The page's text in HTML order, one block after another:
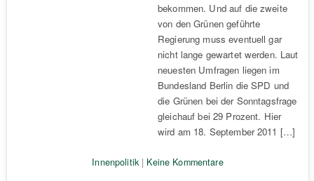
bekommen. Und auf die zweite
von den Grünen geführte
Regierung muss eventuell gar
nicht lange gewartet werden. Laut
neuesten Umfragen liegen im
Bundesland Berlin die SPD und
die Grünen bei der Sonntagsfrage
gleichauf bei 29 Prozent. Hier
wird am 18. September 2011 […]
Innenpolitik| Keine Kommentare